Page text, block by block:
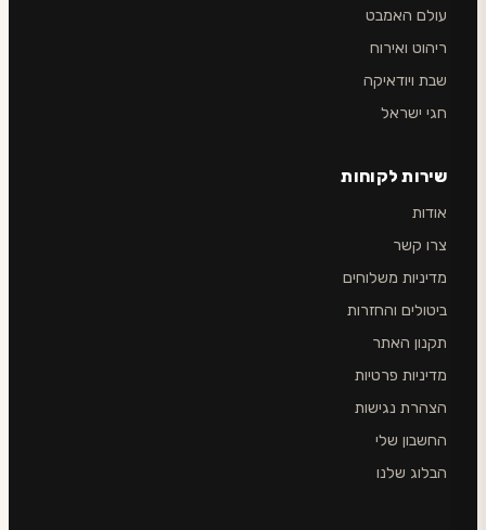
עולם האמבט
ריהוט ואירוח
שבת ויודאיקה
חגי ישראל
שירות לקוחות
אודות
צרו קשר
מדיניות משלוחים
ביטולים והחזרות
תקנון האתר
מדיניות פרטיות
הצהרת נגישות
החשבון שלי
הבלוג שלנו